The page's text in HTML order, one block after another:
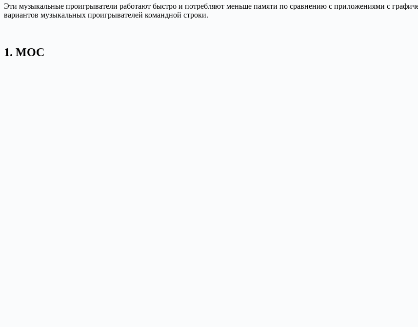
Эти музыкальные проигрыватели работают быстро и потребляют меньше памяти по сравнению с приложениями с
вариантов музыкальных проигрывателей командной строки.
1. MOC